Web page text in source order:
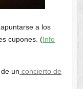
a los
cupones. (Info
un concierto de